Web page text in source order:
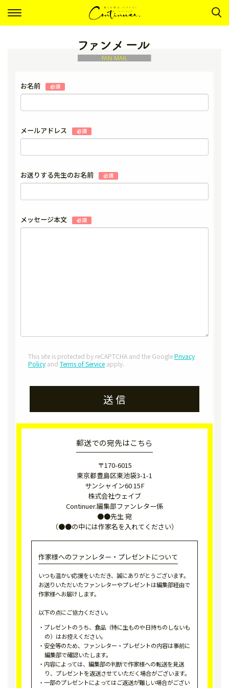
ナ
ゲ
お名前 必須
メールアドレス 必須
お送りする先生のお名前 必須
メッセージ本文 必須
This site is protected by reCAPTCHA and the GooglePrivacy
Policy and Terms of Service apply.
Alternative:
郵送での宛先はこちら
〒170-6015
東京都豊島区東池袋3-1-1
サンシャイン60 15F
株式会社ウェイブ
Continuer.編集部ファンレター係
●●先生 宛
（●●の中には作家名を入れてください）
作家様へのファンレター・プレゼントについて
いつも温かい応援をいただき、誠にありがとうございます。
お送りいただいたファンレターやプレゼントは編集部経由で
作家様へお届けします。
以下の点にご協力ください。
プレゼントのうち、食品（特に生ものや日持ちのしないも
の）はお控えください。
安全等のため、ファンレター・プレゼントの内容は事前に
編集部で確認いたします。
内容によっては、編集部の判断で作家様への転送を見送
り、プレゼントを返送させていただく場合がございます。
一部のプレゼントによってはご返送が難しい場合がござい